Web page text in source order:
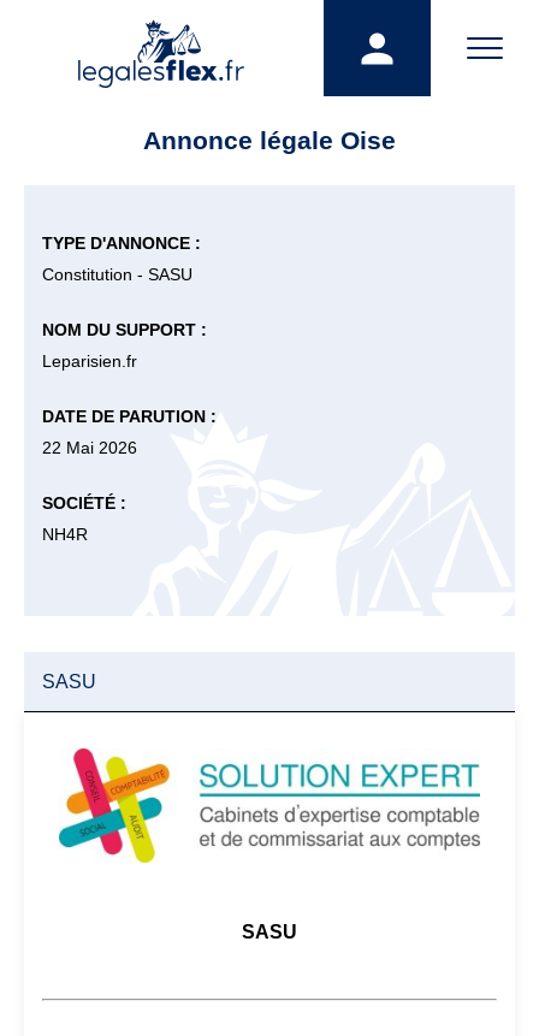
Annonce légale Oise
TYPE D'ANNONCE :
Constitution - SASU
NOM DU SUPPORT :
Leparisien.fr
DATE DE PARUTION :
22 Mai 2026
SOCIÉTÉ :
NH4R
SASU
SASU